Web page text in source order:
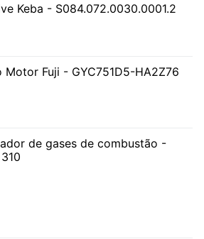
Keba - S084.072.0030.0001.2
Motor Fuji - GYC751D5-HA2Z76
de gases de combustão -